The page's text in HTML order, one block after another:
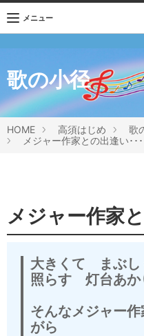
メニュー
歌の小径
HOME 高須はじめ
歌
メジャー作家との出逢い･･･
メジャー作家
大きくて まぶ
照らす 灯台あか
そんなメジャー
がら